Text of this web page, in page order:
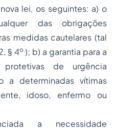
lei, os seguintes: a) o
das obrigações
medidas cautelares (tal
§ 4o.); b) a garantia para a
de urgência
a determinadas vítimas
idoso, enfermo ou
a necessidade